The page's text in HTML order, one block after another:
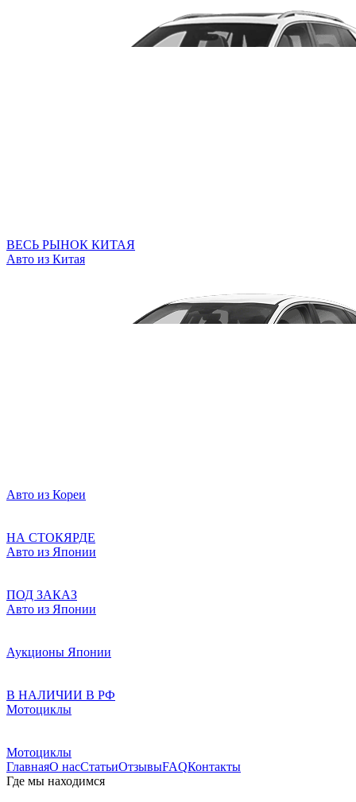
ВЕСЬ РЫНОК КИТАЯ
Авто из Китая
Авто из Кореи
НА СТОКЯРДЕ
Авто из Японии
ПОД ЗАКАЗ
Авто из Японии
Аукционы Японии
В НАЛИЧИИ В РФ
Мотоциклы
Мотоциклы
ГлавнаяО насСтатьиОтзывыFAQКонтакты
Где мы находимся